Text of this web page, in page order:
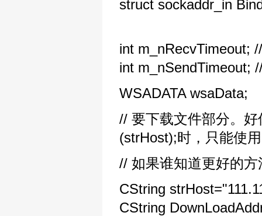
struct sockaddr_in
int m_nRecvTimeout;
int m_nSendTimeout;
WSADATA wsaData;
// 要下载文件部分。
(strHost);时，只能使
// 如果谁知道更好的
CString
CString